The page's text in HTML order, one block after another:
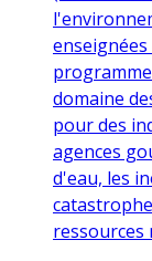
domaine
pour des
agences
d'eau, les